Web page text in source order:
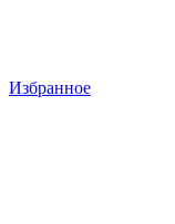
Избранное